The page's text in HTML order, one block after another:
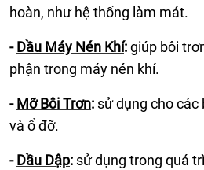
hoàn, như hệ thống làm mát.
-Dầu Máy Nén Khí:giúp bôi
phận trong máy nén khí.
-Mỡ Bôi Trơn: sử dụng cho các
và ổ đỡ.
-Dầu Dập: sử dụng trong quá